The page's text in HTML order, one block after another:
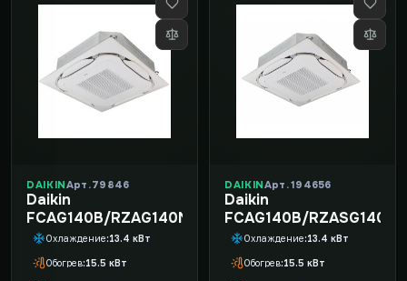
DAIKINАрт. 79846
Daikin
FCAG140B/RZAG140NY1/-40
Охлаждение 13.4 кВт
Обогрев 15.5 кВт
DAIKINАрт. 194656
Daikin
FCAG140B/
Охлаждение 13.4 кВт
Обогрев 15.5 кВт